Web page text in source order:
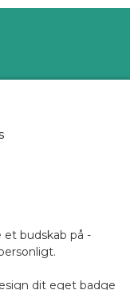
budskab på -
dit eget badge